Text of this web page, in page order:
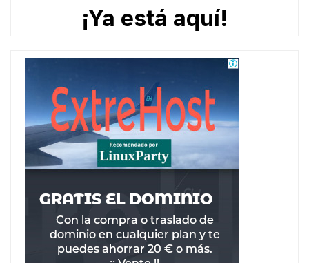
¡Ya está aquí!